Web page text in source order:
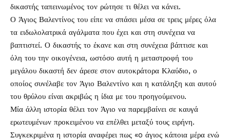
δικαστής ταπεινωμένος τον ρώτησε τι θέλει να κάνει.
Ο Άγιος Βαλεντίνος του είπε να σπάσει μέσα σε τρεις μέρες όλα
τα ειδωλολατρικά αγάλματα που έχει και στη συνέχεια να
βαπτιστεί. Ο δικαστής το έκανε και στη συνέχεια βάπτισε και
όλη του την οικογένεια, ωστόσο αυτή η μεταστροφή του
μεγάλου δικαστή δεν άρεσε στον αυτοκράτορα Κλαύδιο, ο
οποίος συνέλαβε τον Άγιο Βαλεντίνο και η κατάληξη και αυτού
του θρύλου είναι ακριβώς η ίδια με του προηγούμενου.
Μία άλλη ιστορία θέλει τον Άγιο να παρεμβαίνει σε καυγά
ερωτευμένων προκειμένου να επέλθει μεταξύ τους ειρήνη.
Συγκεκριμένα η ιστορία αναφέρει πως «o άγιος κάποια μέρα ενώ